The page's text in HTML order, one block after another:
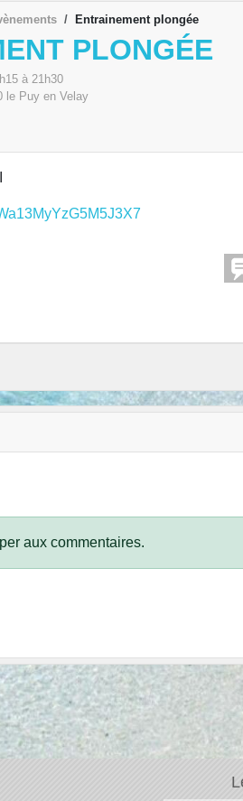
Entrainement plongée
PLONGÉE
à 21h30
le Puy en Velay
aux commentaires.